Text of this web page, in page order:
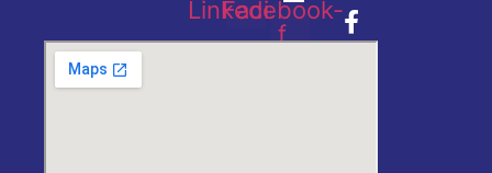
Linkedin
Facebook-
f